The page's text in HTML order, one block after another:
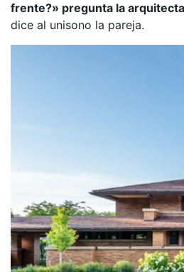
frente?» pregunta la
dice al unisono la pareja.